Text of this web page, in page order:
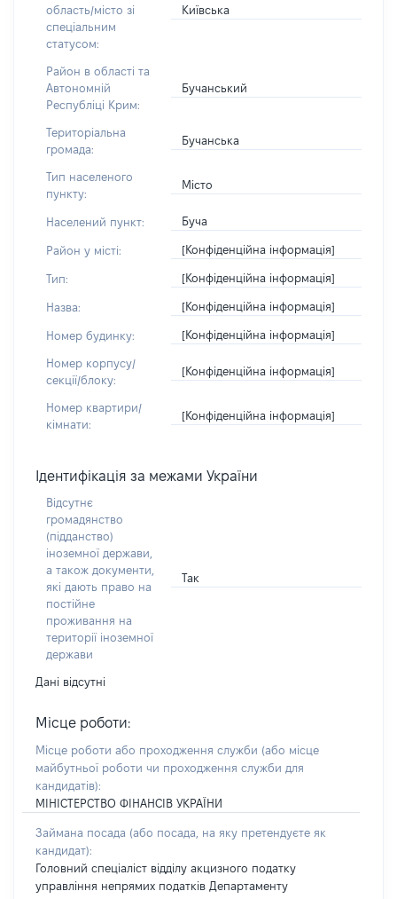
область/місто зі
спеціальним
статусом:
Київська
Район в області та
Автономній
Республіці Крим:
Бучанський
Територіальна
громада:
Бучанська
Тип населеного
пункту:
Місто
Населений пункт: Буча
Район у місті: [Конфіденційна інформація]
Тип: [Конфіденційна інформація]
Назва: [Конфіденційна інформація]
Номер будинку: [Конфіденційна інформація]
Номер корпусу/
секції/блоку:
[Конфіденційна інформація]
Номер квартири/
кімнати:
[Конфіденційна інформація]
Ідентифікація за межами України
Відсутнє
громадянство
(підданство)
іноземної держави,
а також документи,
які дають право на
постійне
проживання на
території іноземної
держави
Так
Дані відсутні
Місце роботи:
Місце роботи або проходження служби (або місце
майбутньої роботи чи проходження служби для
кандидатів):
МІНІСТЕРСТВО ФІНАНСІВ УКРАЇНИ
Займана посада (або посада, на яку претендуєте як
кандидат):
Головний спеціаліст відділу акцизного податку
управління непрямих податків Департаменту